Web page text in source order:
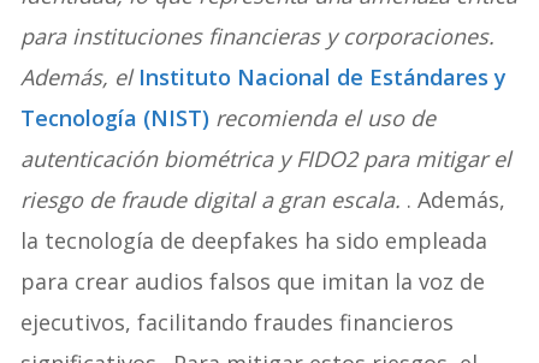
para instituciones financieras y corporaciones.
Además, el Instituto Nacional de Estándares y
Tecnología (NIST) recomienda el uso de
autenticación biométrica y FIDO2 para mitigar el
riesgo de fraude digital a gran escala. . Además,
la tecnología de deepfakes ha sido empleada
para crear audios falsos que imitan la voz de
ejecutivos, facilitando fraudes financieros